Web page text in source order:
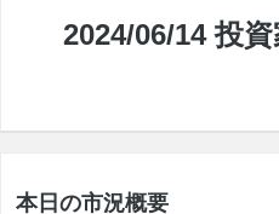
2024/06/14 投
本日の市況概要